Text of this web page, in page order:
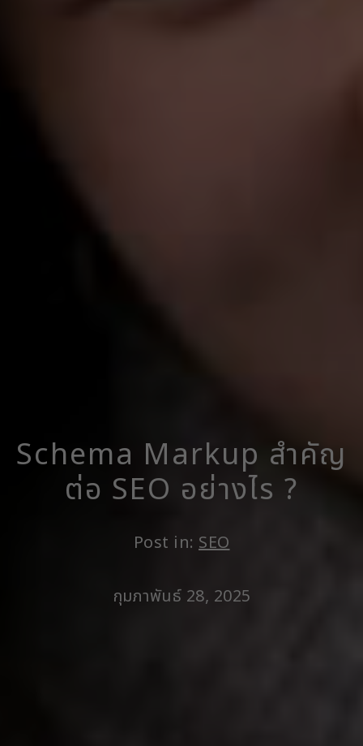
Schema Markup สำคัญ
ต่อ SEO อย่างไร ?
Post in: SEO
กุมภาพันธ์ 28, 2025